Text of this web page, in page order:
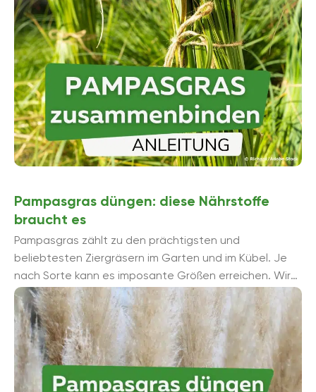
Pampasgras düngen: diese Nährstoffe
braucht es
Pampasgras zählt zu den prächtigsten und
beliebtesten Ziergräsern im Garten und im Kübel. Je
nach Sorte kann es imposante Größen erreichen. Wir
verraten Ihnen, mit ...